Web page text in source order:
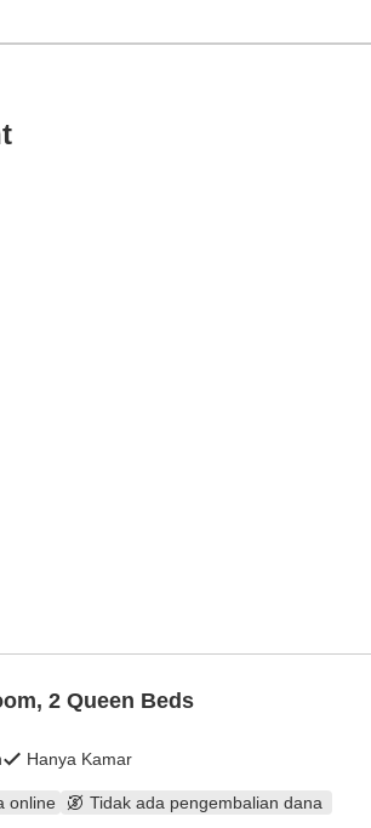
2 Queen Beds
Hanya Kamar
online Tidak ada pengembalian dana